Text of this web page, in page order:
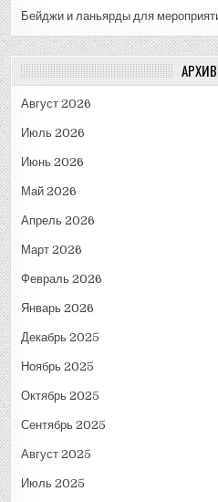
Бейджи и ланьярды для
Август 2026
Июль 2026
Июнь 2026
Май 2026
Апрель 2026
Март 2026
Февраль 2026
Январь 2026
Декабрь 2025
Ноябрь 2025
Октябрь 2025
Сентябрь 2025
Август 2025
Июль 2025